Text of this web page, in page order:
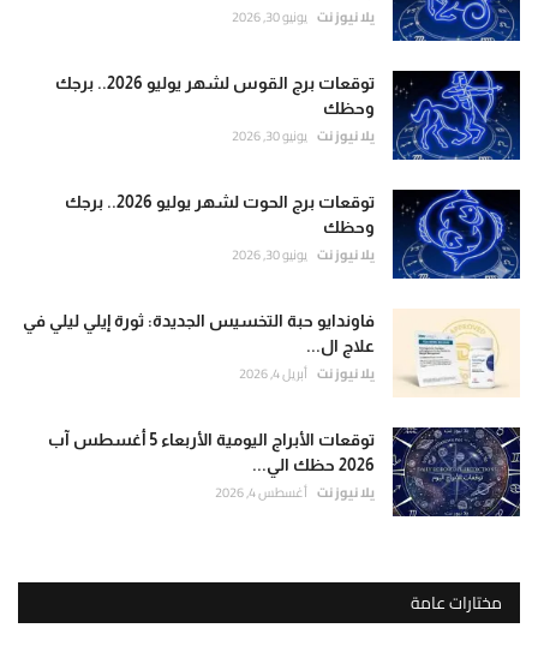
يلا نيوز نت يونيو 30, 2026
توقعات برج القوس لشهر يوليو 2026.. برجك
وحظك
يلا نيوز نت يونيو 30, 2026
توقعات برج الحوت لشهر يوليو 2026.. برجك
وحظك
يلا نيوز نت يونيو 30, 2026
فاوندايو حبة التخسيس الجديدة: ثورة إيلي ليلي في
علاج ال...
يلا نيوز نت أبريل 4, 2026
توقعات الأبراج اليومية الأربعاء 5 أغسطس آب
2026 حظك الي...
يلا نيوز نت أغسطس 4, 2026
مختارات عامة